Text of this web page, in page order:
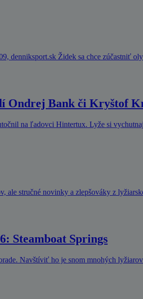
denniksport.sk Židek sa chce zúčastniť
Ondrej Bank či Kryštof
na ľadovci Hintertux. Lyže si
stručné novinky a zlepšováky z
Steamboat Springs
Navštíviť ho je snom mnohých